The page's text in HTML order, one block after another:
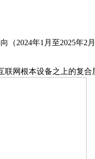
2024年1月至2025年
根本设备之上的复